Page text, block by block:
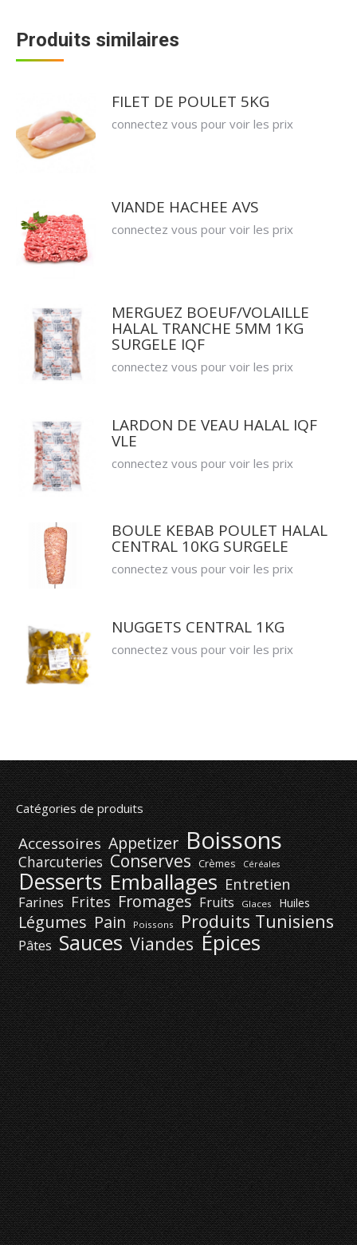
Produits similaires
FILET DE POULET 5KG
connectez vous pour voir les prix
VIANDE HACHEE AVS
connectez vous pour voir les prix
MERGUEZ BOEUF/VOLAILLE
HALAL TRANCHE 5MM 1KG
SURGELE IQF
connectez vous pour voir les prix
LARDON DE VEAU HALAL IQF
VLE
connectez vous pour voir les prix
BOULE KEBAB POULET HALAL
CENTRAL 10KG SURGELE
connectez vous pour voir les prix
NUGGETS CENTRAL 1KG
connectez vous pour voir les prix
Catégories de produits
Accessoires Appetizer Boissons
Charcuteries Conserves Crèmes Céréales
Desserts Emballages Entretien
Farines Frites Fromages Fruits Glaces Huiles
Légumes Pain Poissons Produits Tunisiens
Pâtes Sauces Viandes Épices